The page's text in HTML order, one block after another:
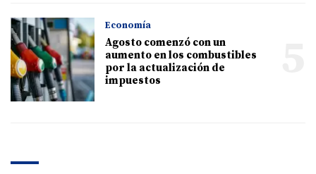
Economía
Agosto comenzó con un
aumento en los combustibles
por la actualización de
impuestos